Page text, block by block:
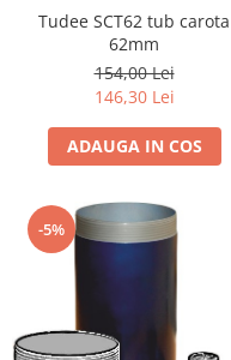
Accesorii utilaje constructii
Pompe de beton
Tudee SCT62 tub carota
62mm
154,00 Lei
146,30 Lei
ADAUGA IN COS
-5%